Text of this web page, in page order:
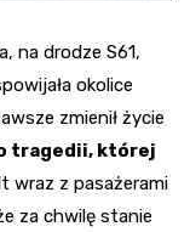
na drodze S61,
okolice
zmienił życie
tragedii, której
wraz z pasażerami
za chwilę stanie